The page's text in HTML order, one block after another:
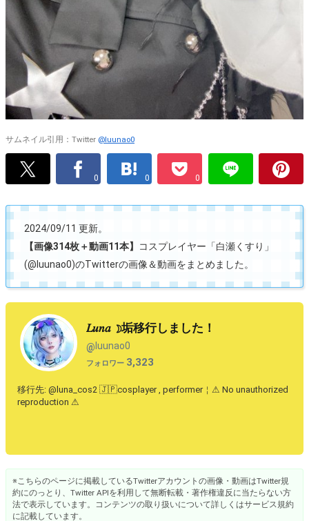
サムネイル引用：Twitter @luunao0
0 0 0
2024/09/11 更新。
【画像314枚＋動画11本】
コスプレイヤー「白瀬くすり」
(@luunao0)のTwitterの画像＆動画をまとめました。
𝐿𝑢𝑛𝑎 ☽垢移行しました！
@ luunao0
フォロワー 3,323
移行先: @luna_cos2 🇯🇵cosplayer , performer￤⚠︎︎ No unauthorized
reproduction ⚠︎︎
※こちらのページに掲載しているTwitterアカウントの画像・動画はTwitter規
約にのっとり、Twitter APIを利用して無断転載・著作権違反に当たらない方
法で表示しています。コンテンツの取り扱いについて詳しくはサービス規約
に記載しています。